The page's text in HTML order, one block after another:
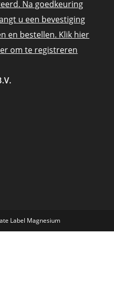
Na goedkeuring
u een bevestiging
en bestellen. Klik hier
om te registreren
Label Magnesium